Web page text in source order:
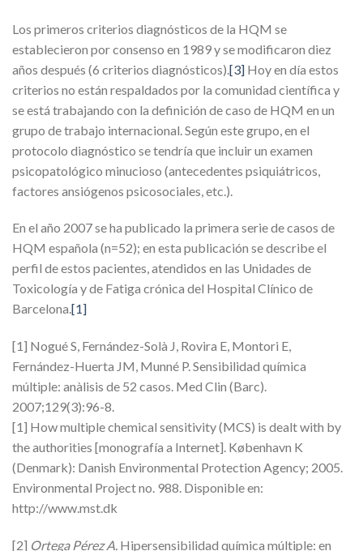
Los primeros criterios diagnósticos de la HQM se
establecieron por consenso en 1989 y se modificaron diez
años después (6 criterios diagnósticos). [3] Hoy en día estos
criterios no están respaldados por la comunidad científica y
se está trabajando con la definición de caso de HQM en un
grupo de trabajo internacional. Según este grupo, en el
protocolo diagnóstico se tendría que incluir un examen
psicopatológico minucioso (antecedentes psiquiátricos,
factores ansiógenos psicosociales, etc.).
En el año 2007 se ha publicado la primera serie de casos de
HQM española (n=52); en esta publicación se describe el
perfil de estos pacientes, atendidos en las Unidades de
Toxicología y de Fatiga crónica del Hospital Clínico de
Barcelona.[1]
[1] Nogué S, Fernández-Solà J, Rovira E, Montori E,
Fernández-Huerta JM, Munné P. Sensibilidad química
múltiple: anàlisis de 52 casos. Med Clin (Barc).
2007;129(3):96-8.
[1] How multiple chemical sensitivity (MCS) is dealt with by
the authorities [monografía a Internet]. København K
(Denmark): Danish Environmental Protection Agency; 2005.
Environmental Project no. 988. Disponible en:
http://www.mst.dk
[2] Ortega Pérez A. Hipersensibilidad química múltiple: en